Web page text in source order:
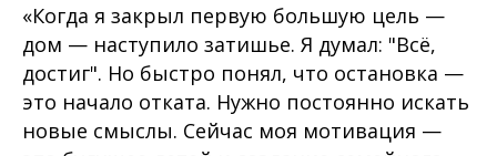
«Когда я закрыл первую большую цель —
дом — наступило затишье. Я думал: "Всё,
достиг". Но быстро понял, что остановка —
это начало отката. Нужно постоянно искать
новые смыслы. Сейчас моя мотивация —